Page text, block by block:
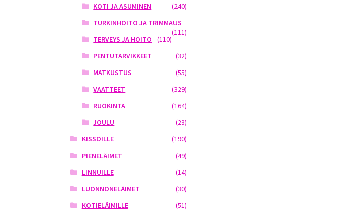
KOTI JA ASUMINEN
(240)
TURKINHOITO JA TRIMMAUS
(111)
TERVEYS JA HOITO
(110)
PENTUTARVIKKEET
(32)
MATKUSTUS
(55)
VAATTEET
(329)
RUOKINTA
(164)
JOULU
(23)
KISSOILLE
(190)
PIENELÄIMET
(49)
LINNUILLE
(14)
LUONNONELÄIMET
(30)
KOTIELÄIMILLE
(51)